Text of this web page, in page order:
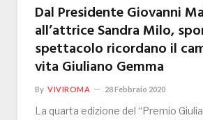
Dal Presidente Giovanni
all’attrice Sandra Milo,
spettacolo ricordano il
vita Giuliano Gemma
By VIVIROMA 28 Febbraio 2020
La quarta edizione del “Premio